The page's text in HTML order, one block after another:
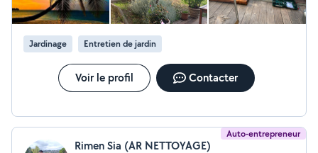
Jardinage Entretien de jardin
Voir le profil Contacter
Auto-entrepreneur
Rimen Sia (AR NETTOYAGE)